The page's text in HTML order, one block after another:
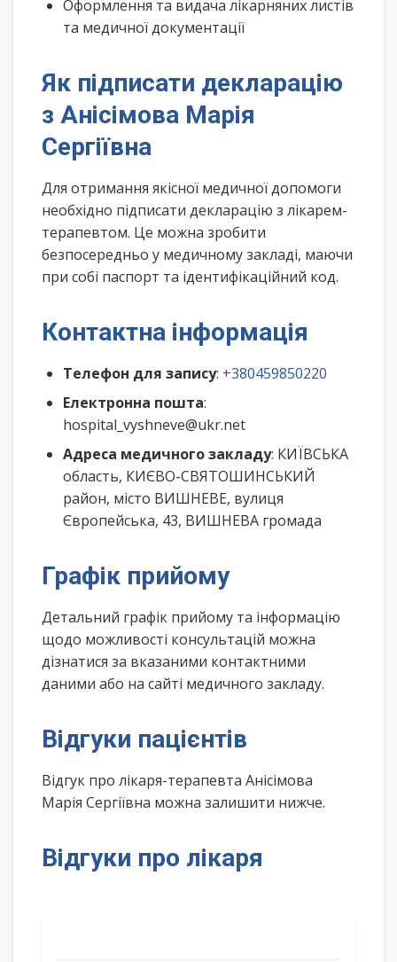
Оформлення та видача лікарняних листів
та медичної документації
Як підписати декларацію
з Анісімова Марія
Сергіївна
Для отримання якісної медичної допомоги
необхідно підписати декларацію з лікарем-
терапевтом. Це можна зробити
безпосередньо у медичному закладі, маючи
при собі паспорт та ідентифікаційний код.
Контактна інформація
Телефон для запису: +380459850220
Електронна пошта:
hospital_vyshneve@ukr.net
Адреса медичного закладу: КИЇВСЬКА
область, КИЄВО-СВЯТОШИНСЬКИЙ
район, місто ВИШНЕВЕ, вулиця
Європейська, 43, ВИШНЕВА громада
Графік прийому
Детальний графік прийому та інформацію
щодо можливості консультацій можна
дізнатися за вказаними контактними
даними або на сайті медичного закладу.
Відгуки пацієнтів
Відгук про лікаря-терапевта Анісімова
Марія Сергіївна можна залишити нижче.
Відгуки про лікаря